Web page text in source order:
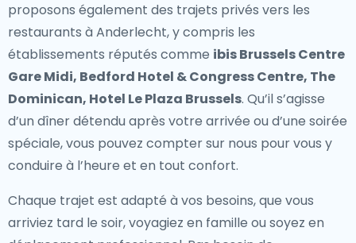
proposons également des trajets privés vers les
restaurants à Anderlecht, y compris les
établissements réputés comme ibis Brussels Centre
Gare Midi, Bedford Hotel & Congress Centre, The
Dominican, Hotel Le Plaza Brussels. Qu’il s’agisse
d’un dîner détendu après votre arrivée ou d’une soirée
spéciale, vous pouvez compter sur nous pour vous y
conduire à l’heure et en tout confort.
Chaque trajet est adapté à vos besoins, que vous
arriviez tard le soir, voyagiez en famille ou soyez en